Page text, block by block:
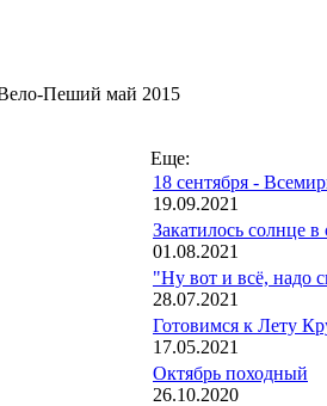
Пеший май 2015
Еще:
18 сентября -
19.09.2021
Закатилось солнце в
01.08.2021
"Ну вот и всё, надо
28.07.2021
Готовимся к Лету
17.05.2021
Октябрь походный
26.10.2020